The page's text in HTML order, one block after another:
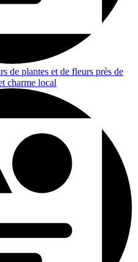
de plantes et de fleurs près de
charme local